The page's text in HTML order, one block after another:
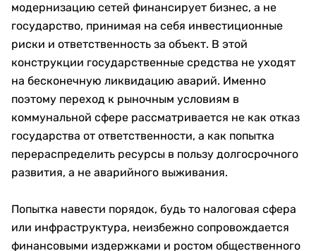
модернизацию сетей финансирует бизнес, а не
государство, принимая на себя инвестиционные
риски и ответственность за объект. В этой
конструкции государственные средства не уходят
на бесконечную ликвидацию аварий. Именно
поэтому переход к рыночным условиям в
коммунальной сфере рассматривается не как отказ
государства от ответственности, а как попытка
перераспределить ресурсы в пользу долгосрочного
развития, а не аварийного выживания.
Попытка навести порядок, будь то налоговая сфера
или инфраструктура, неизбежно сопровождается
финансовыми издержками и ростом общественного